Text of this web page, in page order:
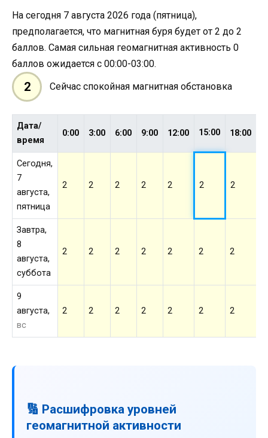
На сегодня 7 августа 2026 года (пятница),
предполагается, что магнитная буря будет от 2 до 2
баллов. Самая сильная геомагнитная активность 0
баллов ожидается с 00:00-03:00.
2 Сейчас спокойная магнитная обстановка
Дата/
время
0:00 3:00 6:00 9:00 12:00 15:00 18:00
Сегодня,
7
августа,
пятница
2 2 2 2 2 2 2
Завтра,
8
августа,
суббота
2 2 2 2 2 2 2
9
августа,
вс
2 2 2 2 2 2 2
🔢 Расшифровка уровней
геомагнитной активности